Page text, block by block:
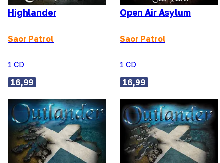
Highlander
Saor Patrol
1 CD
16,99
Open Air Asylum
Saor Patrol
1 CD
16,99